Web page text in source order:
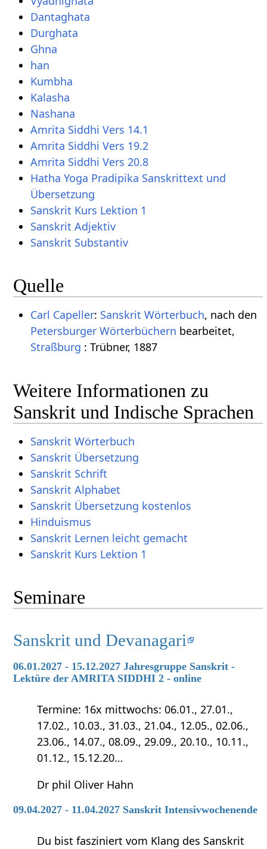
Dantaghata
Durghata
Ghna
han
Kumbha
Kalasha
Nashana
Amrita Siddhi Vers 14.1
Amrita Siddhi Vers 19.2
Amrita Siddhi Vers 20.8
Hatha Yoga Pradipika Sanskrittext und
Übersetzung
Sanskrit Kurs Lektion 1
Sanskrit Adjektiv‏‎
Sanskrit Substantiv‏‎
Quelle
Carl Capeller: Sanskrit Wörterbuch, nach den
Petersburger Wörterbüchern bearbeitet,
Straßburg : Trübner, 1887
Weitere Informationen zu
Sanskrit und Indische Sprachen
Sanskrit Wörterbuch
Sanskrit Übersetzung
Sanskrit Schrift
Sanskrit Alphabet
Sanskrit Übersetzung kostenlos
Hinduismus
Sanskrit Lernen leicht gemacht
Sanskrit Kurs Lektion 1
Seminare
Sanskrit und Devanagari
06.01.2027 - 15.12.2027 Jahresgruppe Sanskrit -
Lektüre der AMRITA SIDDHI 2 - online
Termine: 16x mittwochs: 06.01., 27.01.,
17.02., 10.03., 31.03., 21.04., 12.05., 02.06.,
23.06., 14.07., 08.09., 29.09., 20.10., 10.11.,
01.12., 15.12.20…
Dr phil Oliver Hahn
09.04.2027 - 11.04.2027 Sanskrit Intensivwochenende
Du bist fasziniert vom Klang des Sanskrit